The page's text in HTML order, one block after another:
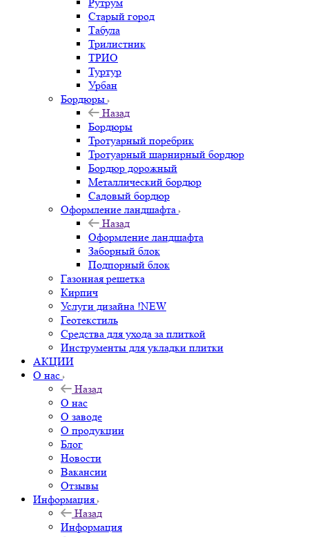
Старый город
Табула
Трилистник
ТРИО
Туртур
Урбан
Бордюры
Назад
Бордюры
Тротуарный поребрик
Тротуарный шарнирный бордюр
Бордюр дорожный
Металлический бордюр
Садовый бордюр
Оформление ландшафта
Назад
Оформление ландшафта
Заборный блок
Подпорный блок
Газонная решетка
Кирпич
Услуги дизайна !NEW
Геотекстиль
Средства для ухода за плиткой
Инструменты для укладки плитки
АКЦИИ
О нас
Назад
О нас
О заводе
О продукции
Блог
Новости
Вакансии
Отзывы
Информация
Назад
Информация